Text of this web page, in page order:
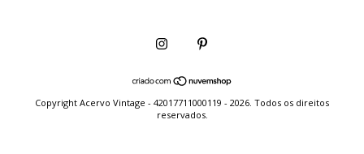
Copyright Acervo Vintage - 42017711000119 - 2026. Todos os direitos
reservados.